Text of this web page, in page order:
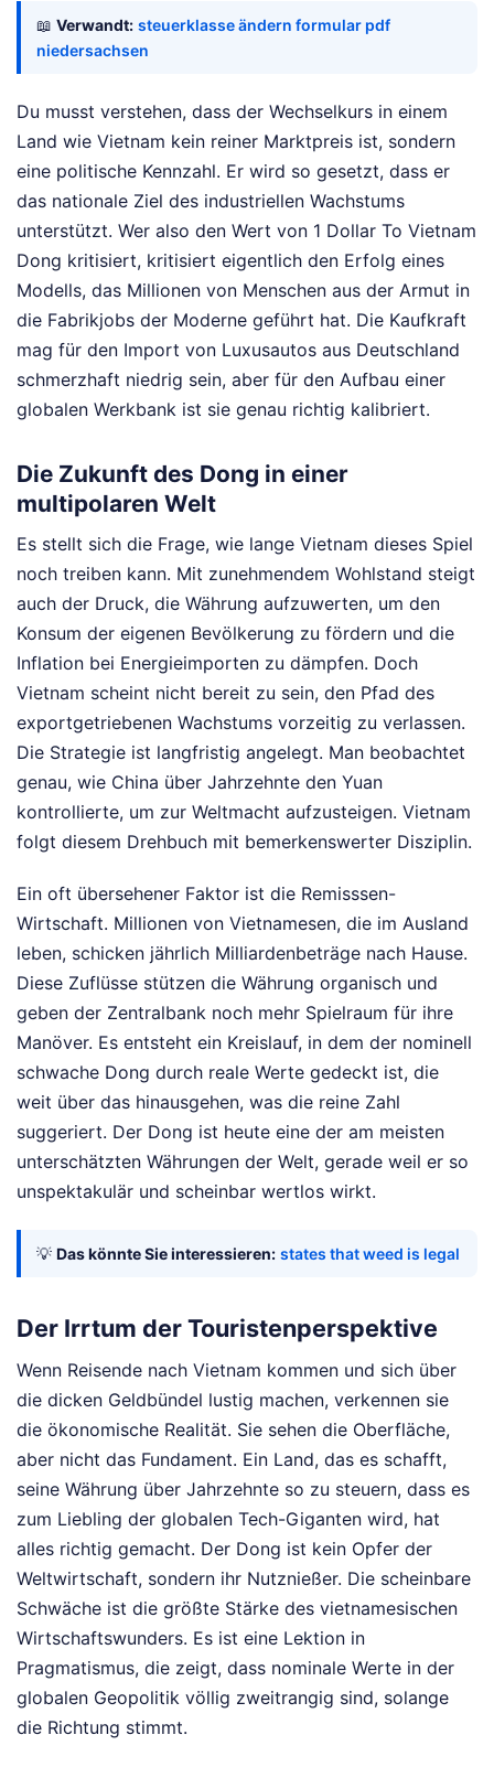
📖 Verwandt: steuerklasse ändern formular pdf
niedersachsen
Du musst verstehen, dass der Wechselkurs in einem
Land wie Vietnam kein reiner Marktpreis ist, sondern
eine politische Kennzahl. Er wird so gesetzt, dass er
das nationale Ziel des industriellen Wachstums
unterstützt. Wer also den Wert von 1 Dollar To Vietnam
Dong kritisiert, kritisiert eigentlich den Erfolg eines
Modells, das Millionen von Menschen aus der Armut in
die Fabrikjobs der Moderne geführt hat. Die Kaufkraft
mag für den Import von Luxusautos aus Deutschland
schmerzhaft niedrig sein, aber für den Aufbau einer
globalen Werkbank ist sie genau richtig kalibriert.
Die Zukunft des Dong in einer
multipolaren Welt
Es stellt sich die Frage, wie lange Vietnam dieses Spiel
noch treiben kann. Mit zunehmendem Wohlstand steigt
auch der Druck, die Währung aufzuwerten, um den
Konsum der eigenen Bevölkerung zu fördern und die
Inflation bei Energieimporten zu dämpfen. Doch
Vietnam scheint nicht bereit zu sein, den Pfad des
exportgetriebenen Wachstums vorzeitig zu verlassen.
Die Strategie ist langfristig angelegt. Man beobachtet
genau, wie China über Jahrzehnte den Yuan
kontrollierte, um zur Weltmacht aufzusteigen. Vietnam
folgt diesem Drehbuch mit bemerkenswerter Disziplin.
Ein oft übersehener Faktor ist die Remisssen-
Wirtschaft. Millionen von Vietnamesen, die im Ausland
leben, schicken jährlich Milliardenbeträge nach Hause.
Diese Zuflüsse stützen die Währung organisch und
geben der Zentralbank noch mehr Spielraum für ihre
Manöver. Es entsteht ein Kreislauf, in dem der nominell
schwache Dong durch reale Werte gedeckt ist, die
weit über das hinausgehen, was die reine Zahl
suggeriert. Der Dong ist heute eine der am meisten
unterschätzten Währungen der Welt, gerade weil er so
unspektakulär und scheinbar wertlos wirkt.
💡 Das könnte Sie interessieren: states that weed is legal
Der Irrtum der Touristenperspektive
Wenn Reisende nach Vietnam kommen und sich über
die dicken Geldbündel lustig machen, verkennen sie
die ökonomische Realität. Sie sehen die Oberfläche,
aber nicht das Fundament. Ein Land, das es schafft,
seine Währung über Jahrzehnte so zu steuern, dass es
zum Liebling der globalen Tech-Giganten wird, hat
alles richtig gemacht. Der Dong ist kein Opfer der
Weltwirtschaft, sondern ihr Nutznießer. Die scheinbare
Schwäche ist die größte Stärke des vietnamesischen
Wirtschaftswunders. Es ist eine Lektion in
Pragmatismus, die zeigt, dass nominale Werte in der
globalen Geopolitik völlig zweitrangig sind, solange
die Richtung stimmt.